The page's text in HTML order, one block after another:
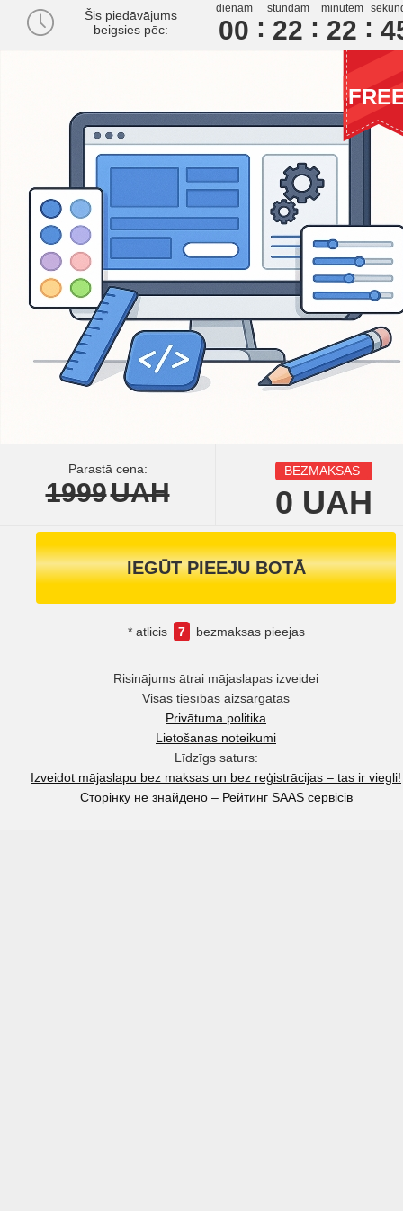
Šis piedāvājums
beigsies pēc:
dienām
00
stundām
22
minūtēm
22 4
Parastā cena:
1999UAH
BEZMAKSAS
0 UAH
IEGŪT PIEEJU BOTĀ
* atlicis 7 bezmaksas pieejas
Risinājums ātrai mājaslapas izveidei
Visas tiesības aizsargātas
Privātuma politika
Lietošanas noteikumi
Līdzīgs saturs:
Izveidot mājaslapu bez maksas un bez reģistrācijas – tas ir viegli!
Сторінку не знайдено – Рейтинг SAAS сервісів